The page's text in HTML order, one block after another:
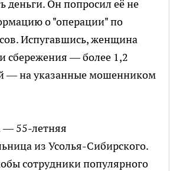
деньги. Он попросил её не
о "операции" по
Испугавшись, женщина
сбережения — более 1,2
— на указанные мошенником
— 55-летняя
из Усолья-Сибирского.
сотрудники популярного